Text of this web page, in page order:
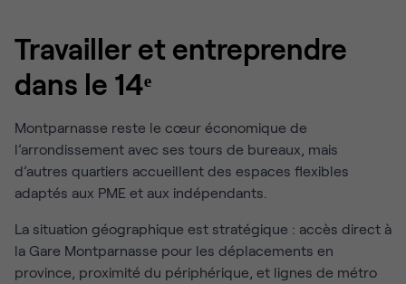
Travailler et entreprendre
dans le 14ᵉ
Montparnasse reste le cœur économique de
l’arrondissement avec ses tours de bureaux, mais
d’autres quartiers accueillent des espaces flexibles
adaptés aux PME et aux indépendants.
La situation géographique est stratégique : accès direct à
la Gare Montparnasse pour les déplacements en
province, proximité du périphérique, et lignes de métro